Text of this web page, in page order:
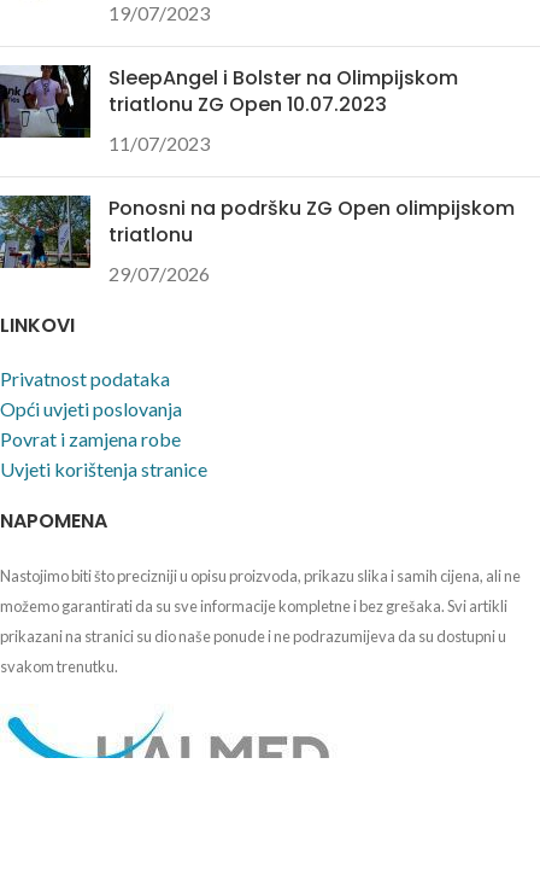
19/07/2023
SleepAngel i Bolster na Olimpijskom
triatlonu ZG Open 10.07.2023
11/07/2023
Ponosni na podršku ZG Open olimpijskom
triatlonu
29/07/2026
LINKOVI
Privatnost podataka
Opći uvjeti poslovanja
Povrat i zamjena robe
Uvjeti korištenja stranice
NAPOMENA
Nastojimo biti što precizniji u opisu proizvoda, prikazu slika i samih cijena, ali ne
možemo garantirati da su sve informacije kompletne i bez grešaka. Svi artikli
prikazani na stranici su dio naše ponude i ne podrazumijeva da su dostupni u
svakom trenutku.